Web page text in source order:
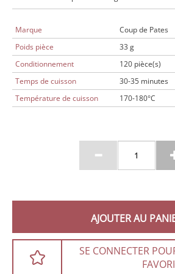
Marque
Coup de Pates
Poids pièce
33 g
Conditionnement
120 pièce(s)
Temps de cuisson
30-35 minutes
Température de cuisson
170-180°C
AJOUTER AU
SE CONNECTER